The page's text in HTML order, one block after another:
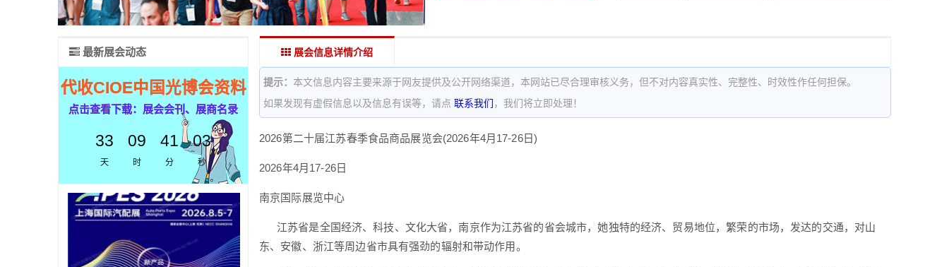
展会信息详情介绍
提示： 本文信息内容主要来源于网友提供及公开网络渠道，本网站已尽合理审核义务，但不对内容真实性、完整性、时效性作任何担保。
如果发现有虚假信息以及信息有误等，请点 联系我们 ，我们将立即处理！
2026第二十届江苏春季食品商品展览会(2026年4月17-26日)
2026年4月17-26日
南京国际展览中心
江苏省是全国经济、科技、文化大省，南京作为江苏省的省会城市，她独特的经济、贸易地位，繁荣的市场，发达的交通，对山
东、安徽、浙江等周边省市具有强劲的辐射和带动作用。
最新展会动态
代收CIOE中国光博会资料
点击查看下载：展会会刊、展商名录
33
天
09
时
41
分
02
秒